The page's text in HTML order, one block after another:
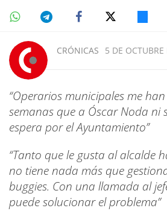
CRÓNICAS 5 DE
“Operarios municipales me
semanas que a Óscar Noda ni
espera por el Ayuntamiento”
“Tanto que le gusta al alcalde
no tiene nada más que
buggies. Con una llamada al
puede solucionar el problema”